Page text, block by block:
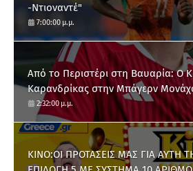
-Ντιοναντέ"
7:00:00 μ.μ.
Από το Περιστέρι στη Βαυαρία: O
Καρανδρίκας στην Μπάγερν
2:32:00 μ.μ.
ΚΙΝΟ:ΟΙ ΠΡΟΤΑΣΕΙΣ ΜΑΣ ΓΙΑ ΑΥΤΗ